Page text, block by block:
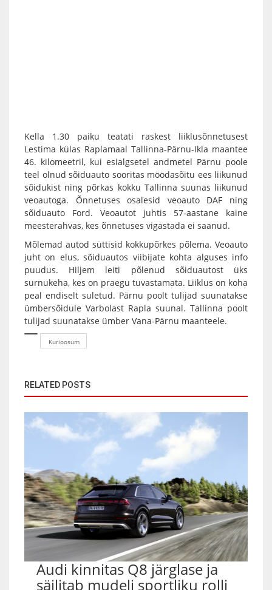
Kella 1.30 paiku teatati raskest liiklusõnnetusest
Lestima külas Raplamaal Tallinna-Pärnu-Ikla maantee
46. kilomeetril, kui esialgsetel andmetel Pärnu poole
teel olnud sõiduauto sooritas möödasõitu ees liikunud
sõidukist ning põrkas kokku Tallinna suunas liikunud
veoautoga. Õnnetuses osalesid veoauto DAF ning
sõiduauto Ford. Veoautot juhtis 57-aastane kaine
meesterahvas, kes õnnetuses vigastada ei saanud.
Mõlemad autod süttisid kokkupõrkes põlema. Veoauto
juht on elus, sõiduautos viibijate kohta alguses info
puudus. Hiljem leiti põlenud sõiduautost üks
surnukeha, kes on praegu tuvastamata. Liiklus on koha
peal endiselt suletud. Pärnu poolt tulijad suunatakse
ümbersõidule Varbolast Rapla suunal. Tallinna poolt
tulijad suunatakse ümber Vana-Pärnu maanteele.
Kurioosum
RELATED POSTS
Audi kinnitas Q8 järglase ja
säilitab mudeli sportliku rolli